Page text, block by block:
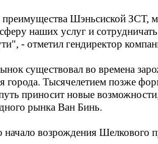
преимущества Шэньсиской ЗСТ,
наших услуг и
- отметил гендиректор
существовал во времена
города. Тысячелетием позже
приносит новые возможности,
рынка Ван Бинь.
начало возрождения Шелкового